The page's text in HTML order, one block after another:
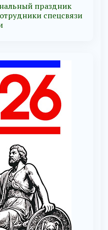
праздник
спецсвязи